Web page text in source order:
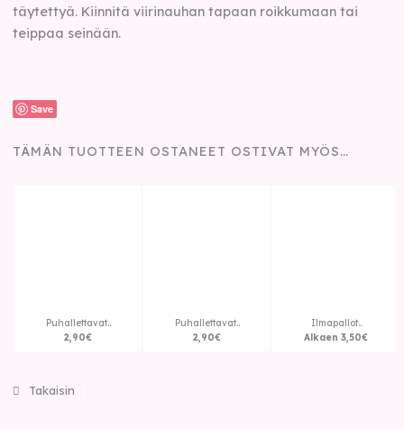
täytettyä. Kiinnitä viirinauhan tapaan roikkumaan tai
teippaa seinään.
Save
TÄMÄN TUOTTEEN OSTANEET OSTIVAT MYÖS…
Puhallettavat..
2,90€
Puhallettavat..
2,90€
Ilmapallot..
Alkaen 3,50€
Takaisin